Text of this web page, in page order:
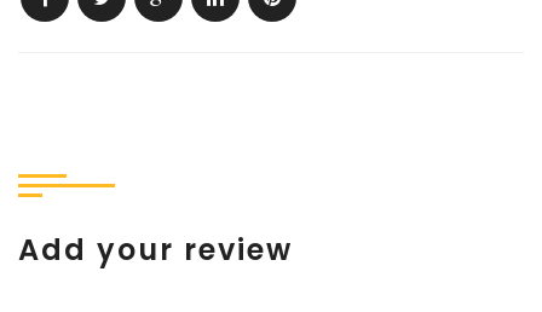
Add your review